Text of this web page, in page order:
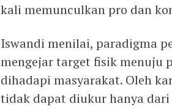
kali memunculkan pro dan
Iswandi menilai, paradigma
mengejar target fisik menuju
dihadapi masyarakat. Oleh
tidak dapat diukur hanya dari